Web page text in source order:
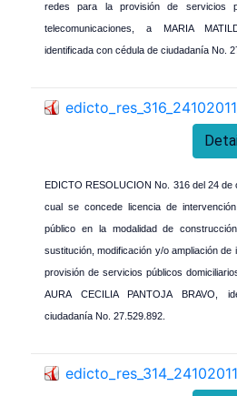
redes para la provisión de servicios
telecomunicaciones, a MARIA
identificada con cédula de ciudadanía No.
EDICTO RESOLUCION No. 316 del 24 de
cual se concede licencia de
público en la modalidad de
sustitución, modificación y/o ampliación
provisión de servicios públicos
AURA CECILIA PANTOJA BRAVO,
ciudadanía No. 27.529.892.